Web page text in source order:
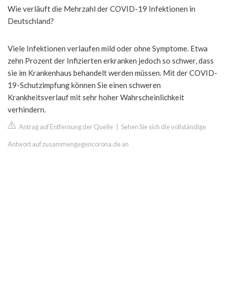
Wie verläuft die Mehrzahl der COVID-19 Infektionen in
Deutschland?
Viele Infektionen verlaufen mild oder ohne Symptome. Etwa
zehn Prozent der Infizierten erkranken jedoch so schwer, dass
sie im Krankenhaus behandelt werden müssen. Mit der COVID-
19-Schutzimpfung können Sie einen schweren
Krankheitsverlauf mit sehr hoher Wahrscheinlichkeit
verhindern.
Antrag auf Entfernung der Quelle Sehen Sie sich die vollständige
Antwort auf zusammengegencorona.de an